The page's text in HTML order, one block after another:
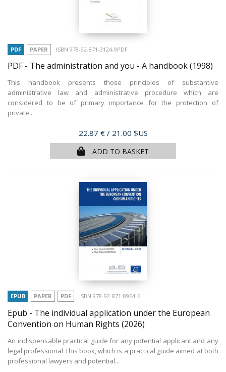
PDF PAPER ISBN 978-92-871-3124-9PDF
PDF - The administration and you - A handbook(1998)
This handbook presents those principles of substantive
administrative law and administrative procedure which are
considered to be of primary importance for the protection of
private...
Price
22.87 € / 21.00 $US
ADD TO BASKET
EPUB PAPER PDF ISBN 978-92-871-8964-6
Epub - The individual application under the European
Convention on Human Rights (2026)
An indispensable practical guide for any potential applicant and any
legal professional This book, which is a practical guide aimed at both
professional lawyers and potential...